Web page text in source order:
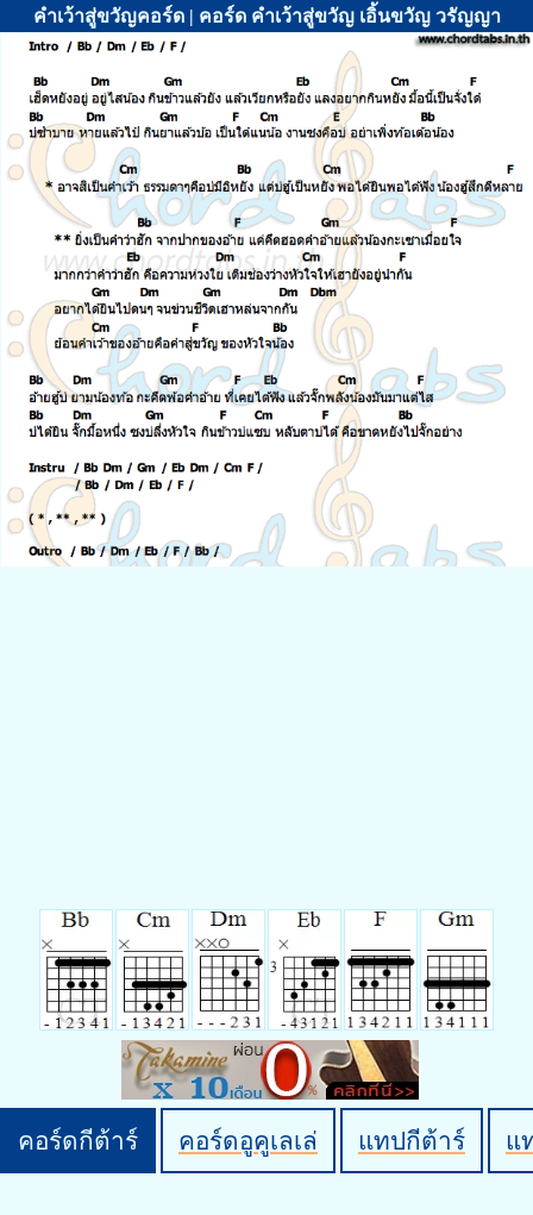
คำเว้าสู่ขวัญคอร์ด | คอร์ด คำเว้าสู่ขวัญ เอิ้นขวัญ วรัญญา
คอร์ดกีต้าร์ คอร์ดอูคูเลเล่ แทปกีต้าร์ แ